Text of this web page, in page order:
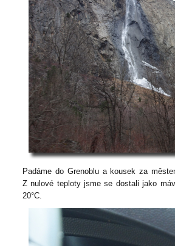
Padáme do Grenoblu a kousek za
Z nulové teploty jsme se dostali jako
20°C.